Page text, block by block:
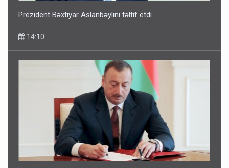
Prezident Bəxtiyar Aslanbəylini təltif etdi
14:10